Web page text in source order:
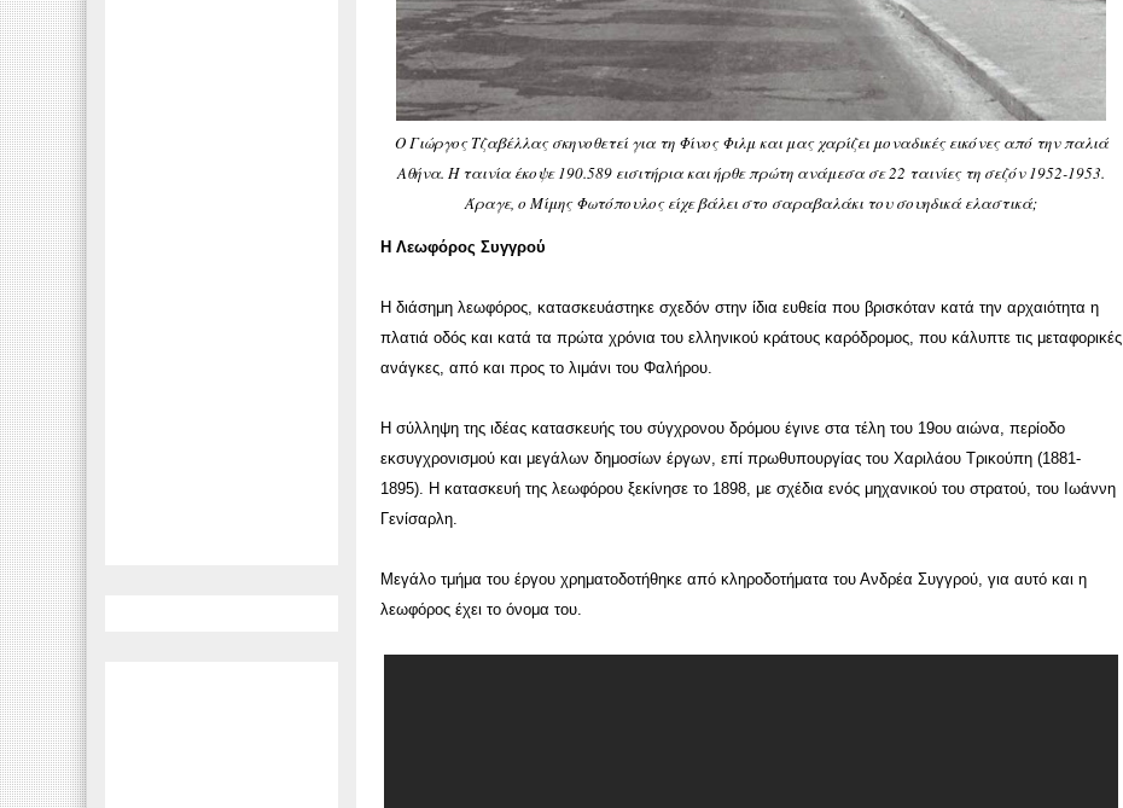
Ο Γιώργος Τζαβέλλας σκηνοθετεί για τη Φίνος Φιλμ και μας χαρίζει μοναδικές εικόνες από την παλιά
Αθήνα. Η ταινία έκοψε 190.589 εισιτήρια και ήρθε πρώτη ανάμεσα σε 22 ταινίες τη σεζόν 1952-1953.
Άραγε, ο Μίμης Φωτόπουλος είχε βάλει στο σαραβαλάκι του σουηδικά ελαστικά;
Η Λεωφόρος Συγγρού
Η διάσημη λεωφόρος, κατασκευάστηκε σχεδόν στην ίδια ευθεία που βρισκόταν κατά την αρχαιότητα η
πλατιά οδός και κατά τα πρώτα χρόνια του ελληνικού κράτους καρόδρομος, που κάλυπτε τις μεταφορικές
ανάγκες, από και προς το λιμάνι του Φαλήρου.
Η σύλληψη της ιδέας κατασκευής του σύγχρονου δρόμου έγινε στα τέλη του 19ου αιώνα, περίοδο
εκσυγχρονισμού και μεγάλων δημοσίων έργων, επί πρωθυπουργίας του Xαριλάου Τρικούπη (1881-
1895). Η κατασκευή της λεωφόρου ξεκίνησε το 1898, με σχέδια ενός μηχανικού του στρατού, του Ιωάννη
Γενίσαρλη.
Μεγάλο τμήμα του έργου χρηματοδοτήθηκε από κληροδοτήματα του Ανδρέα Συγγρού, για αυτό και η
λεωφόρος έχει το όνομα του.